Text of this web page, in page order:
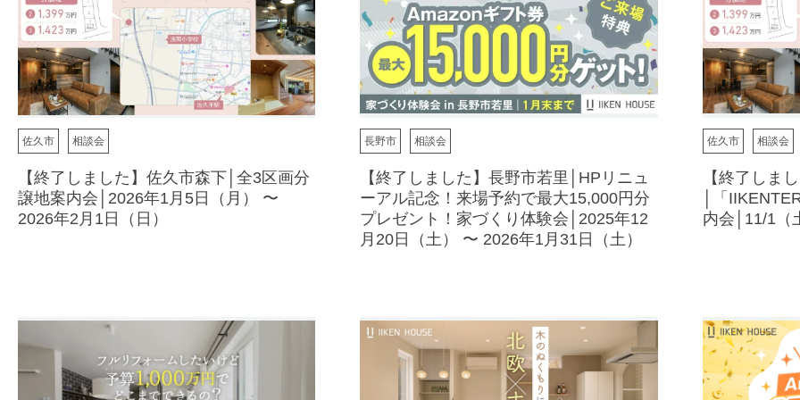
佐久市 相談会
【終了しました】佐久市森下│全3区画分
譲地案内会│2026年1月5日（月） 〜
2026年2月1日（日）
長野市 相談会
【終了しました】長野市若里│HPリニュ
ーアル記念！来場予約で最大15,000円分
プレゼント！家づくり体験会│2025年12
月20日（土） 〜 2026年1月31日（土）
佐久市 相談会
【終了しま
│「
内会│11/1（